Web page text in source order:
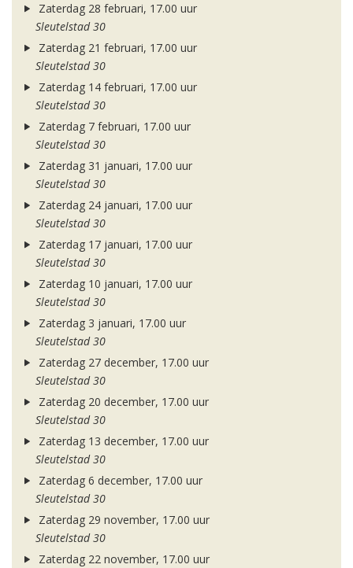
Zaterdag 28 februari, 17.00 uur
Sleutelstad 30
Zaterdag 21 februari, 17.00 uur
Sleutelstad 30
Zaterdag 14 februari, 17.00 uur
Sleutelstad 30
Zaterdag 7 februari, 17.00 uur
Sleutelstad 30
Zaterdag 31 januari, 17.00 uur
Sleutelstad 30
Zaterdag 24 januari, 17.00 uur
Sleutelstad 30
Zaterdag 17 januari, 17.00 uur
Sleutelstad 30
Zaterdag 10 januari, 17.00 uur
Sleutelstad 30
Zaterdag 3 januari, 17.00 uur
Sleutelstad 30
Zaterdag 27 december, 17.00 uur
Sleutelstad 30
Zaterdag 20 december, 17.00 uur
Sleutelstad 30
Zaterdag 13 december, 17.00 uur
Sleutelstad 30
Zaterdag 6 december, 17.00 uur
Sleutelstad 30
Zaterdag 29 november, 17.00 uur
Sleutelstad 30
Zaterdag 22 november, 17.00 uur